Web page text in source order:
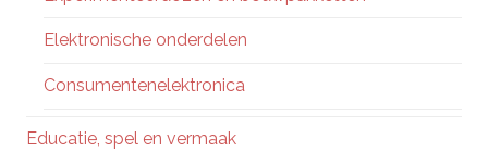
Elektronische onderdelen
Consumentenelektronica
Educatie, spel en vermaak